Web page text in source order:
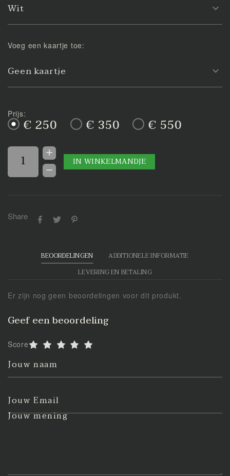
Wit
Voeg een kaartje toe:
Geen kaartje
Prijs:
€ 250 € 350 € 550
IN WINKELMANDJE
Share
BEOORDELINGEN
ADDITIONELE INFORMATIE
LEVERING EN BETALING
Er zijn nog geen beoordelingen voor dit produkt.
Geef een beoordeling
Score
Jouw naam
Jouw Email
Jouw mening